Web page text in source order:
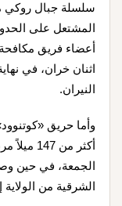
أعضاء فريق
اثنان خران، في
النيران.
وأما حريق
الجمعة، في حين
الشرقية من الولاية إلى 133 ميلاً مربعاً (344